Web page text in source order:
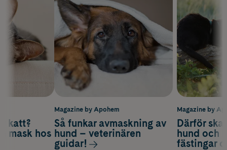
Magazine by
Därför
hund och
fästingar
katt?
mask hos
Magazine by Apohem
Så funkar avmaskning av
hund – veterinären
guidar!